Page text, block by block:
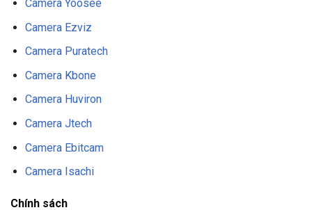
Camera Yoosee
Camera Ezviz
Camera Puratech
Camera Kbone
Camera Huviron
Camera Jtech
Camera Ebitcam
Camera Isachi
Chính sách